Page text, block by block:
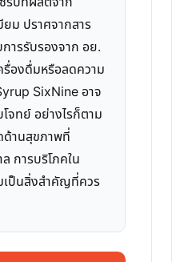
ม ปราศจากสาร
ารรับรองจาก อย.
รื่องดื่มหรือลดความ
SixNine อาจ
จทย์ อย่างไรก็ตาม
านสุขภาพที่
การบริโภคใน
เป็นสิ่งสำคัญที่ควร